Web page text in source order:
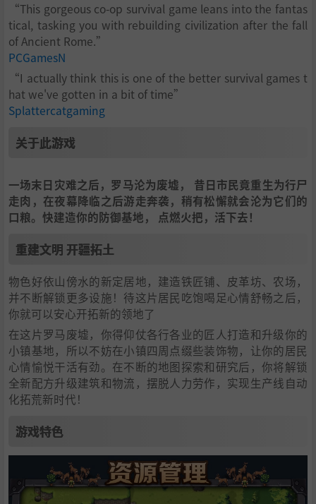
“This gorgeous co-op survival game leans into the fantas
tical, tasking you with rebuilding civilization after the fall
of Ancient Rome.”
PCGamesN
“I actually think this is one of the better survival games t
hat we've gotten in a bit of time”
Splattercatgaming
关于此游戏
一场末日灾难之后，罗马沦为废墟， 昔日市民竟重生为行尸
走肉，在夜幕降临之后游走奔袭，稍有松懈就会沦为它们的
口粮。快建造你的防御基地， 点燃火把，活下去！
重建文明 开疆拓土
物色好依山傍水的新定居地，建造铁匠铺、皮革坊、农场，
并不断解锁更多设施！待这片居民吃饱喝足心情舒畅之后，
你就可以安心开拓新的领地了
在这片罗马废墟，你得仰仗各行各业的匠人打造和升级你的
小镇基地，所以不妨在小镇四周点缀些装饰物，让你的居民
心情愉悦干活有劲。在不断的地图探索和研究后，你将解锁
全新配方升级建筑和物流，摆脱人力劳作，实现生产线自动
化拓荒新时代！
游戏特色